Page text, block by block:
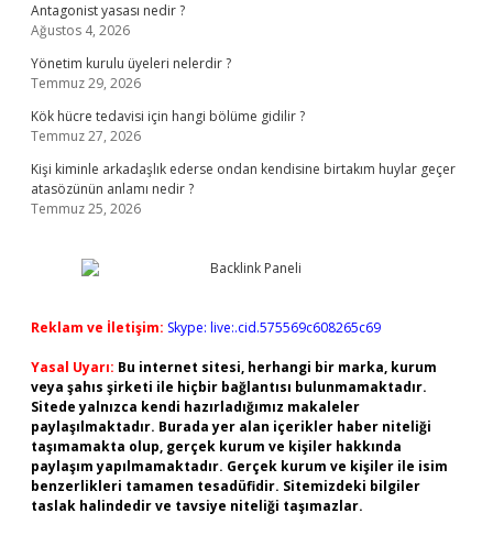
Antagonist yasası nedir ?
Ağustos 4, 2026
Yönetim kurulu üyeleri nelerdir ?
Temmuz 29, 2026
Kök hücre tedavisi için hangi bölüme gidilir ?
Temmuz 27, 2026
Kişi kiminle arkadaşlık ederse ondan kendisine birtakım huylar geçer
atasözünün anlamı nedir ?
Temmuz 25, 2026
Reklam ve İletişim: Skype: live:.cid.575569c608265c69
Yasal Uyarı: Bu internet sitesi, herhangi bir marka, kurum
veya şahıs şirketi ile hiçbir bağlantısı bulunmamaktadır.
Sitede yalnızca kendi hazırladığımız makaleler
paylaşılmaktadır. Burada yer alan içerikler haber niteliği
taşımamakta olup, gerçek kurum ve kişiler hakkında
paylaşım yapılmamaktadır. Gerçek kurum ve kişiler ile isim
benzerlikleri tamamen tesadüfidir. Sitemizdeki bilgiler
taslak halindedir ve tavsiye niteliği taşımazlar.